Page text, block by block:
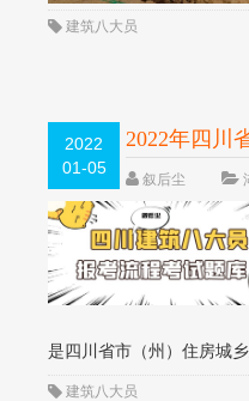
建筑八大员
2022
01-05
2022年四川
叙后尘
是四川省市（州）住房城
建筑八大员